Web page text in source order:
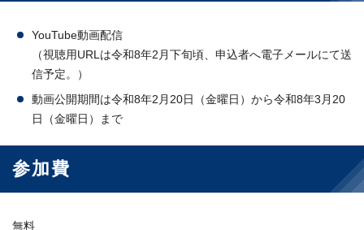
YouTube動画配信
（視聴用URLは令和8年2月下旬頃、申込者へ電子メールにて送
信予定。）
動画公開期間は令和8年2月20日（金曜日）から令和8年3月20
日（金曜日）まで
参加費
無料